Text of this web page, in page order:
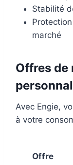
Stabilité
marché
Offres de
Avec Engie,
à votre
Offre